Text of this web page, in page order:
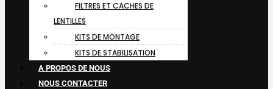
FILTRES ET CACHES DE
LENTILLES
KITS DE MONTAGE
KITS DE STABILISATION
A PROPOS DE NOUS
NOUS CONTACTER